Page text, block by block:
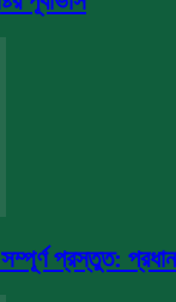
প্রস্তুত: প্রধান